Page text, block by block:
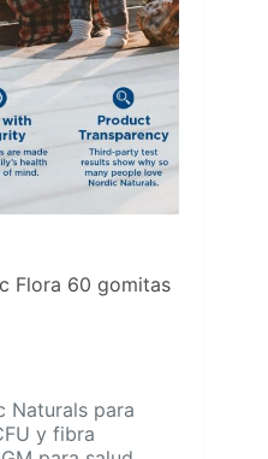
Flora 60 gomitas
Naturals para
y fibra